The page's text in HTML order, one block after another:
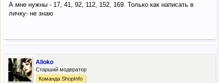
А мне нужны - 17, 41, 92, 112, 152, 169. Только как написать в
личку- не знаю
Alioko
Старший модератор
Команда ShopInfo